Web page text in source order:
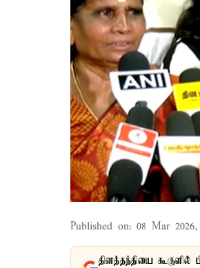
Published on: 08 Mar
தினத்தந்தியை கூகுளில்